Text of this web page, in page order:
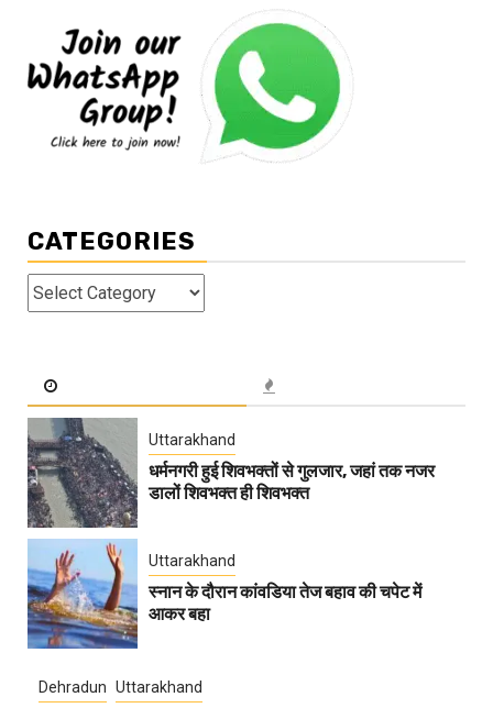
CATEGORIES
Categories
Uttarakhand
धर्मनगरी हुई शिवभक्तों से गुलजार, जहां तक नजर
डालों शिवभक्त ही शिवभक्त
Uttarakhand
स्नान के दौरान कांवडिया तेज बहाव की चपेट में
आकर बहा
Dehradun Uttarakhand